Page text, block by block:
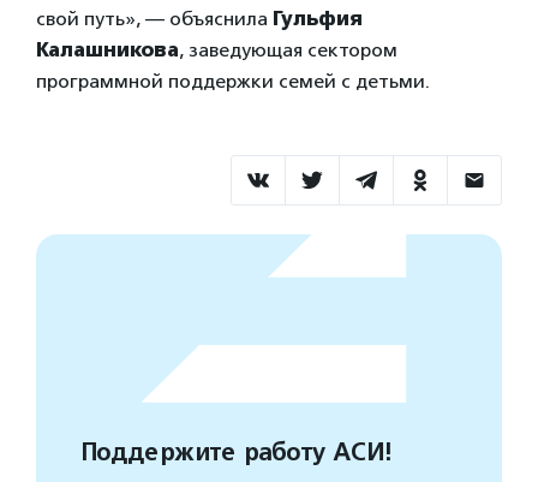
свой путь», — объяснила Гульфия
Калашникова, заведующая сектором
программной поддержки семей с детьми.
Поддержите работу АСИ!